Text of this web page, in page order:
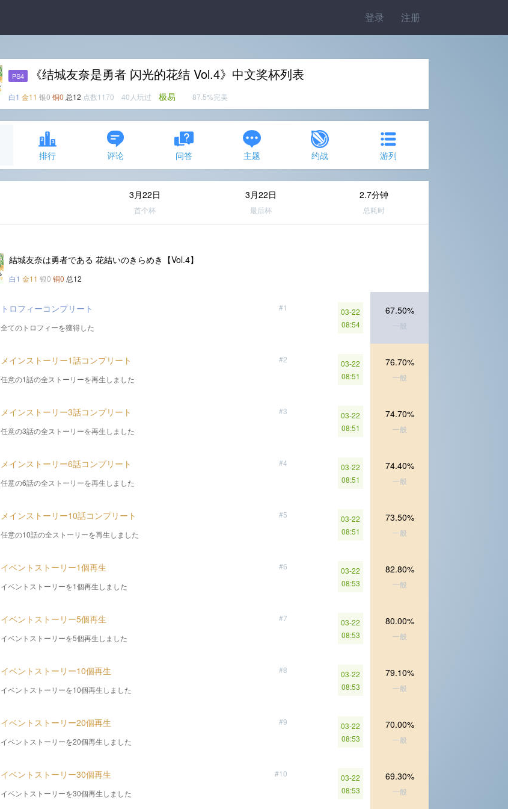
登录 注册
PS4 《结城友奈是勇者 闪光的花结 Vol.4》中文奖杯列表
白1 金11 银0 铜0 总12 点数1170 40人玩过 极易 87.5%完美
排行 评论 问答 主题 约战 游列
3月22日
首个杯
3月22日
最后杯
2.7分钟
总耗时
結城友奈は勇者である 花結いのきらめき【Vol.4】
白1 金11 银0 铜0 总12
#1
トロフィーコンプリート
全てのトロフィーを獲得した
03-22
08:54
67.50%
一般
#2
メインストーリー1話コンプリート
任意の1話の全ストーリーを再生しました
03-22
08:51
76.70%
一般
#3
メインストーリー3話コンプリート
任意の3話の全ストーリーを再生しました
03-22
08:51
74.70%
一般
#4
メインストーリー6話コンプリート
任意の6話の全ストーリーを再生しました
03-22
08:51
74.40%
一般
#5
メインストーリー10話コンプリート
任意の10話の全ストーリーを再生しました
03-22
08:51
73.50%
一般
#6
イベントストーリー1個再生
イベントストーリーを1個再生しました
03-22
08:53
82.80%
一般
#7
イベントストーリー5個再生
イベントストーリーを5個再生しました
03-22
08:53
80.00%
一般
#8
イベントストーリー10個再生
イベントストーリーを10個再生しました
03-22
08:53
79.10%
一般
#9
イベントストーリー20個再生
イベントストーリーを20個再生しました
03-22
08:53
70.00%
一般
#10
イベントストーリー30個再生
イベントストーリーを30個再生しました
03-22
08:53
69.30%
一般